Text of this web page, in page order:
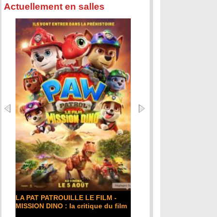
Actuellement en salles
LA PAT PATROUILLE LE FILM -
MISSION DINO : la critique du film